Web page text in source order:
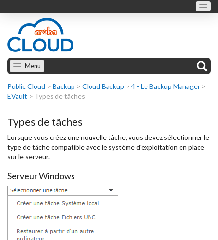
Menu
Public Cloud > Backup > Cloud Backup > 4 - Le Backup Manager >
EVault > Types de tâches
Types de tâches
Lorsque vous créez une nouvelle tâche, vous devez sélectionner le
type de tâche compatible avec le système d'exploitation en place
sur le serveur.
Serveur Windows